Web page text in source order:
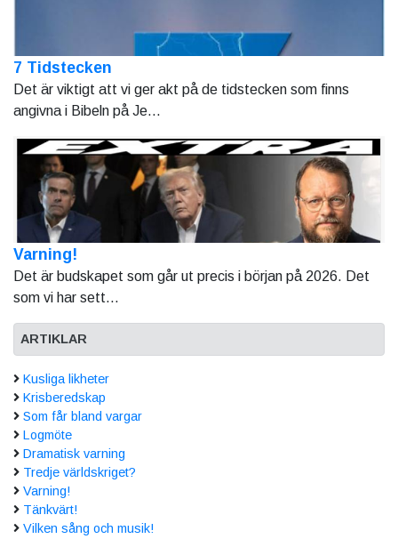
7 Tidstecken
Det är viktigt att vi ger akt på de tidstecken som finns
angivna i Bibeln på Je...
Varning!
Det är budskapet som går ut precis i början på 2026. Det
som vi har sett...
ARTIKLAR
Kusliga likheter
Krisberedskap
Som får bland vargar
Logmöte
Dramatisk varning
Tredje världskriget?
Varning!
Tänkvärt!
Vilken sång och musik!